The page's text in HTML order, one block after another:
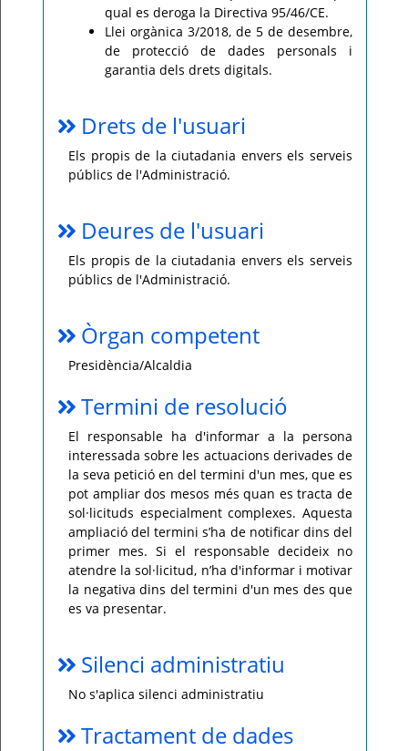
qual es deroga la Directiva 95/46/CE.
Llei orgànica 3/2018, de 5 de desembre,
de protecció de dades personals i
garantia dels drets digitals.
Drets de l'usuari
Els propis de la ciutadania envers els serveis
públics de l'Administració.
Deures de l'usuari
Els propis de la ciutadania envers els serveis
públics de l'Administració.
Òrgan competent
Presidència/Alcaldia
Termini de resolució
El responsable ha d'informar a la persona
interessada sobre les actuacions derivades de
la seva petició en del termini d'un mes, que es
pot ampliar dos mesos més quan es tracta de
sol·licituds especialment complexes. Aquesta
ampliació del termini s’ha de notificar dins del
primer mes. Si el responsable decideix no
atendre la sol·licitud, n’ha d'informar i motivar
la negativa dins del termini d'un mes des que
es va presentar.
Silenci administratiu
No s'aplica silenci administratiu
Tractament de dades